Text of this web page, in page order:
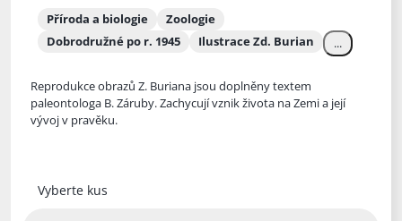
Příroda a biologie
Zoologie
Dobrodružné po r. 1945
Ilustrace Zd. Burian ...
Reprodukce obrazů Z. Buriana jsou doplněny textem
paleontologa B. Záruby. Zachycují vznik života na Zemi a její
vývoj v pravěku.
Vyberte kus